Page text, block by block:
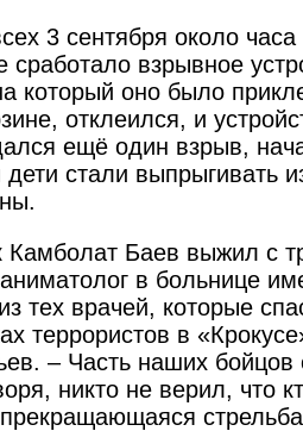
3 сентября около
сработало взрывное
который оно было
отклеился, и
ещё один взрыв,
стали выпрыгивать
Камболат Баев выжил с
в больнице
тех врачей, которые
террористов в
– Часть наших бойцов
никто не верил, что